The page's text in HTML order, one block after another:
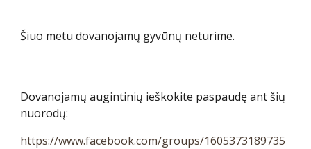
Šiuo metu dovanojamų gyvūnų neturime.
Dovanojamų augintinių ieškokite paspaudę ant šių
nuorodų:
https://www.facebook.com/groups/1605373189735